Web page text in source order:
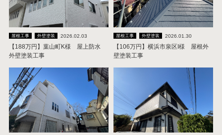
屋根工事 外壁塗装 2026.02.03
【188万円】葉山町K様 屋上防水
外壁塗装工事
屋根工事 外壁塗装 2026.01.30
【106万円】横浜市泉区I様 屋根外
壁塗装工事